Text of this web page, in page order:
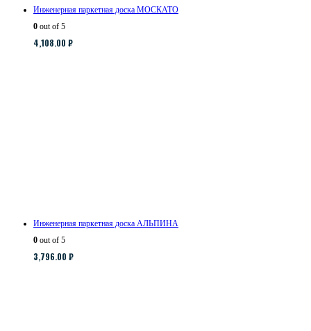
Инженерная паркетная доска МОСКАТО
0 out of 5
4,108.00 ₽
Инженерная паркетная доска АЛЬПИНА
0 out of 5
3,796.00 ₽